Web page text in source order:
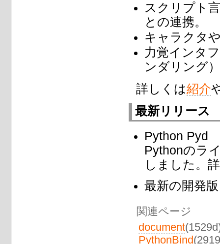
スクリプト
との連携。
キャラクタ
力覚インタ
ンダリング
詳しくは紹介
最新リリース
Python Pyd
Pythonのラ
しました。
最新の開発
関連ページ
document
PythonBind